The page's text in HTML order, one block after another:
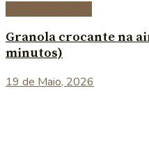
Granola crocante na
minutos)
19 de Maio, 2026